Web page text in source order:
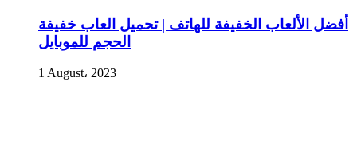
أفضل الألعاب الخفيفة للهاتف | تحميل العاب خفيفة
الحجم للموبايل
1 August، 2023